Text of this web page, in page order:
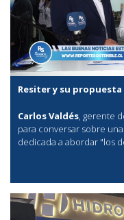
Resiter y su
Carlos Valdés, gerente
para conversar sobre
dedicada a abordar "los